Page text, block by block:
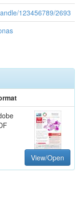
123456789/2693
View/Open